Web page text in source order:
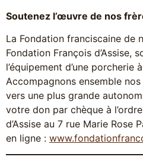
Soutenez l’œuvre de nos
La Fondation franciscaine de
Fondation François d’Assise,
l’équipement d’une porcherie
Accompagnons ensemble
vers une plus grande
votre don par chèque à
d’Assise au 7 rue Marie Rose
en ligne :